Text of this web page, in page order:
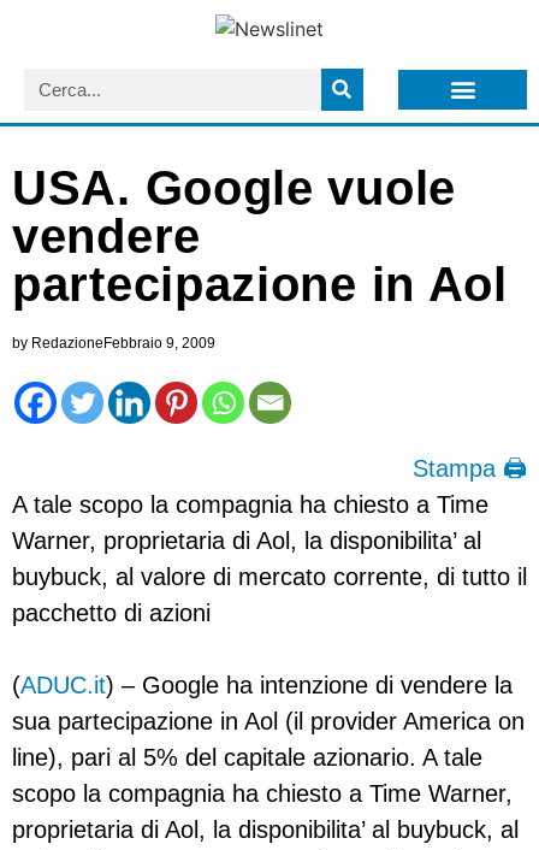
USA. Google vuole
vendere
partecipazione in Aol
by RedazioneFebbraio 9, 2009
Stampa 🖨
A tale scopo la compagnia ha chiesto a Time
Warner, proprietaria di Aol, la disponibilita’ al
buybuck, al valore di mercato corrente, di tutto il
pacchetto di azioni
(ADUC.it) – Google ha intenzione di vendere la
sua partecipazione in Aol (il provider America on
line), pari al 5% del capitale azionario. A tale
scopo la compagnia ha chiesto a Time Warner,
proprietaria di Aol, la disponibilita’ al buybuck, al